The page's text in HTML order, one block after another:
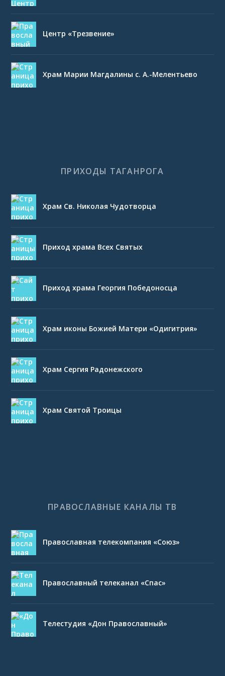
Центр «Трезвение»
Храм Марии Магдалины с. А.-Мелентьево
ПРИХОДЫ ТАГАНРОГА
Храм Св. Николая Чудотворца
Приход храма Всех Святых
Приход храма Георгия Победоносца
Храм иконы Божией Матери «Одигитрия»
Храм Сергия Радонежского
Храм Святой Троицы
ПРАВОСЛАВНЫЕ КАНАЛЫ ТВ
Православная телекомпания «Союз»
Православный телеканал «Спас»
Телестудия «Дон Православный»